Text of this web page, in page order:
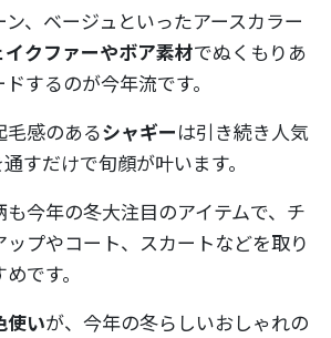
、ベージュといったアースカラー
イクファーやボア素材でぬくもりあ
するのが今年流です。
毛感のあるシャギーは引き続き人気
すだけで旬顔が叶います。
今年の冬大注目のアイテムで、チ
プやコート、スカートなどを取り
です。
使いが、今年の冬らしいおしゃれの